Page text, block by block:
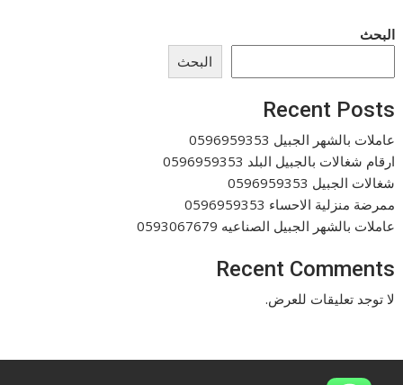
البحث
البحث
Recent Posts
عاملات بالشهر الجبيل 0596959353
ارقام شغالات بالجبيل البلد 0596959353
شغالات الجبيل 0596959353
ممرضة منزلية الاحساء 0596959353
عاملات بالشهر الجبيل الصناعيه 0593067679
Recent Comments
لا توجد تعليقات للعرض.